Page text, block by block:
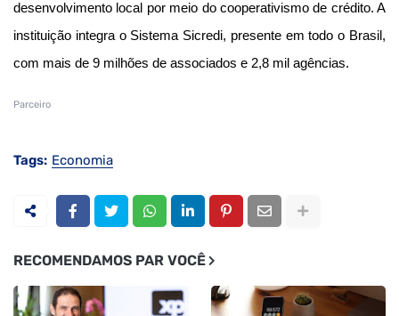
desenvolvimento local por meio do cooperativismo de crédito. A
instituição integra o Sistema Sicredi, presente em todo o Brasil,
com mais de 9 milhões de associados e 2,8 mil agências.
Parceiro
Tags: Economia
RECOMENDAMOS PAR VOCÊ